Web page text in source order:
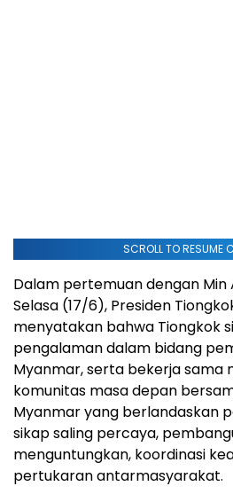
SCROLL TO RESUME
Dalam pertemuan dengan Min
Selasa (17/6), Presiden
menyatakan bahwa Tiongkok
pengalaman dalam bidang
Myanmar, serta bekerja sama
komunitas masa depan
Myanmar yang berlandaskan
sikap saling percaya,
menguntungkan, koordinasi
pertukaran antarmasyarakat.